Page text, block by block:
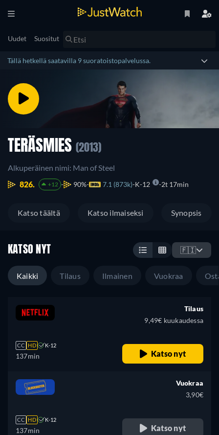
Uudet Suositut
Tällä hetkellä saatavilla 9 suoratoistopalvelussa.
TERÄSMIES (2013)
Alkuperäinen nimi: Man of Steel
826.
+12 90% 7.1 (873k) K-12 2t 17min
Katso täältä Katso ilmaiseksi Synopsis
KATSO NYT 🇫🇮
Kaikki Tilaus Ilmainen Vuokraa
CC HD K-12
137min
Tilaus
9,49€ kuukaudessa
Katso nyt
CC HD K-12
137min
Vuokraa
3,90€
Katso nyt